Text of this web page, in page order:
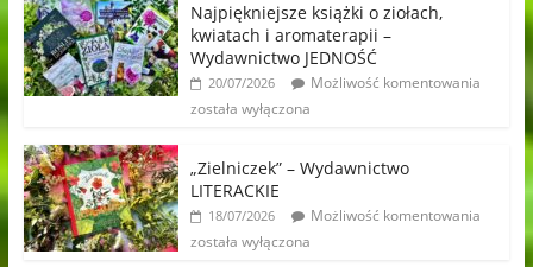
Najpiękniejsze książki o ziołach,
kwiatach i aromaterapii –
Wydawnictwo JEDNOŚĆ
20/07/2026
Możliwość komentowania
została wyłączona
„Zielniczek” – Wydawnictwo
LITERACKIE
18/07/2026
Możliwość komentowania
została wyłączona